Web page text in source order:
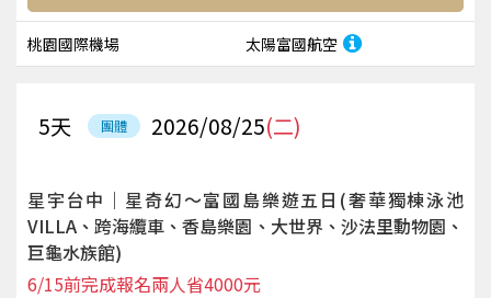
桃園國際機場 太陽富國航空
團體 2026/08/25(二)
5天
星宇台中｜星奇幻～富國島樂遊五日(奢華獨棟泳池
VILLA、跨海纜車、香島樂園、大世界、沙法里動物園、
巨龜水族館)
6/15前完成報名兩人省4000元